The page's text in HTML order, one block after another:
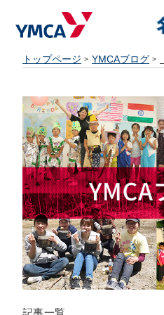
トップページ YMCAブログ